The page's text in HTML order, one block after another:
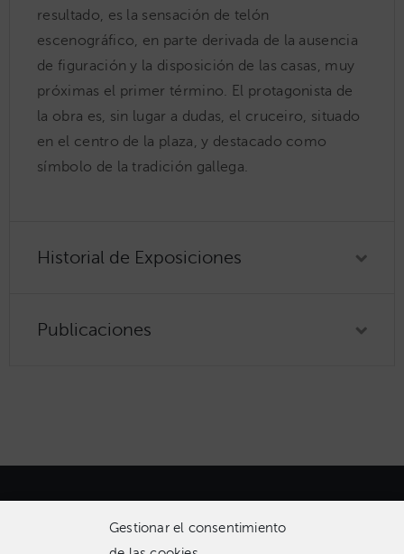
Gestionar el consentimiento
resultado, es la sensación de telón
escenográfico, en parte derivada de la ausencia
de figuración y la disposición de las casas, muy
próximas el primer término. El protagonista de
la obra es, sin lugar a dudas, el cruceiro, situado
en el centro de la plaza, y destacado como
símbolo de la tradición gallega.
Historial de Exposiciones
Publicaciones